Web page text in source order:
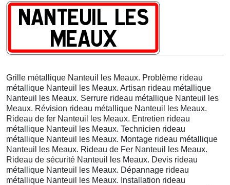
Grille métallique Nanteuil les Meaux. Problème rideau
métallique Nanteuil les Meaux. Artisan rideau métallique
Nanteuil les Meaux. Serrure rideau métallique Nanteuil les
Meaux. Révision rideau métallique Nanteuil les Meaux.
Rideau de fer Nanteuil les Meaux. Entretien rideau
métallique Nanteuil les Meaux. Technicien rideau
métallique Nanteuil les Meaux. Montage rideau métallique
Nanteuil les Meaux. Rideau de Fer Nanteuil les Meaux.
Rideau de sécurité Nanteuil les Meaux. Devis rideau
métallique Nanteuil les Meaux. Dépannage rideau
métallique Nanteuil les Meaux. Installation rideau